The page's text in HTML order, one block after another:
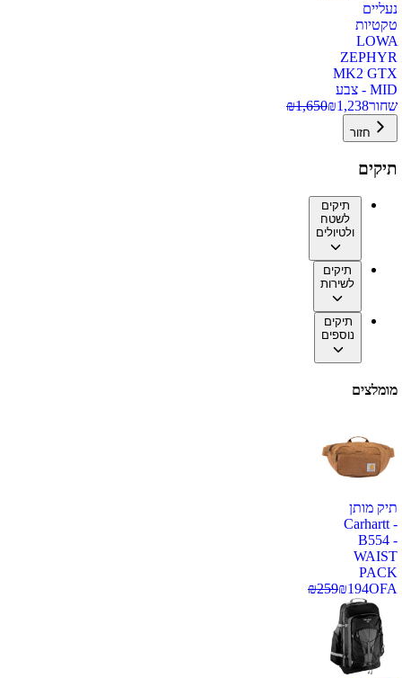
נעליים
טקטיות
LOWA
ZEPHYR
MK2 GTX
MID - צבע
שחור
₪1,238
₪1,650
חזור
תיקים
תיקים
לשטח
ולטיולים
תיקים
לשירות
תיקים
נוספים
מומלצים
תיק מותן
Carhartt -
B554 -
WAIST
PACK
OFA
₪194
₪259